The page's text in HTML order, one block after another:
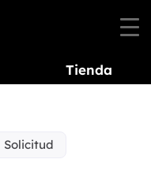
Tienda
Solicitud